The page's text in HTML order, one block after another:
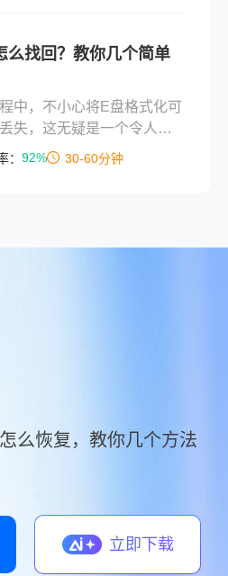
不开的问题。
么找回？教你几个简单
中，不小心将E盘格式化可
失，这无疑是一个令人头
E盘被格式化，数据恢复仍
： 92% 30-60分钟
么恢复，教你几个方法
立即下载